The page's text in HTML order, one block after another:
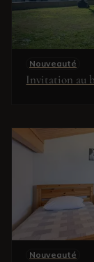
Nouveauté
Invitation au
Nouveauté